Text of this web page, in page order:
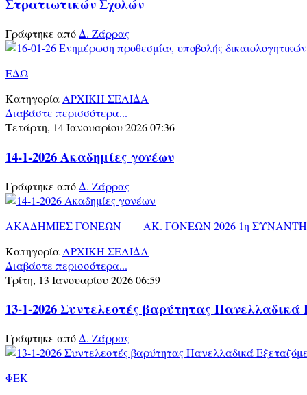
Στρατιωτικών Σχολών
Γράφτηκε από Δ. Ζάρρας
ΕΔΩ
Κατηγορία ΑΡΧΙΚΗ ΣΕΛΙΔΑ
Διαβάστε περισσότερα...
Τετάρτη, 14 Ιανουαρίου 2026 07:36
14-1-2026 Ακαδημίες γονέων
Γράφτηκε από Δ. Ζάρρας
ΑΚΑΔΗΜΙΕΣ ΓΟΝΕΩΝ
ΑΚ. ΓΟΝΕΩΝ 2026 1η
Κατηγορία ΑΡΧΙΚΗ ΣΕΛΙΔΑ
Διαβάστε περισσότερα...
Τρίτη, 13 Ιανουαρίου 2026 06:59
13-1-2026 Συντελεστές βαρύτητας
Γράφτηκε από Δ. Ζάρρας
ΦΕΚ